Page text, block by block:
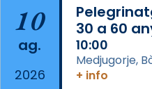
Aquest dilluns, 27
missa d’acció de
comitè organitzador
del Sant Pare Lleó
col·laboradors, a la
10
ag.
2026
30 a 60
10:00
Medjugorje,
+ info